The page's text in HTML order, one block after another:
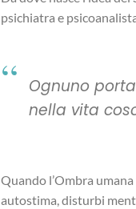
psichiatra e
Ognuno
nella vita
Quando l’Ombra
autostima, disturbi